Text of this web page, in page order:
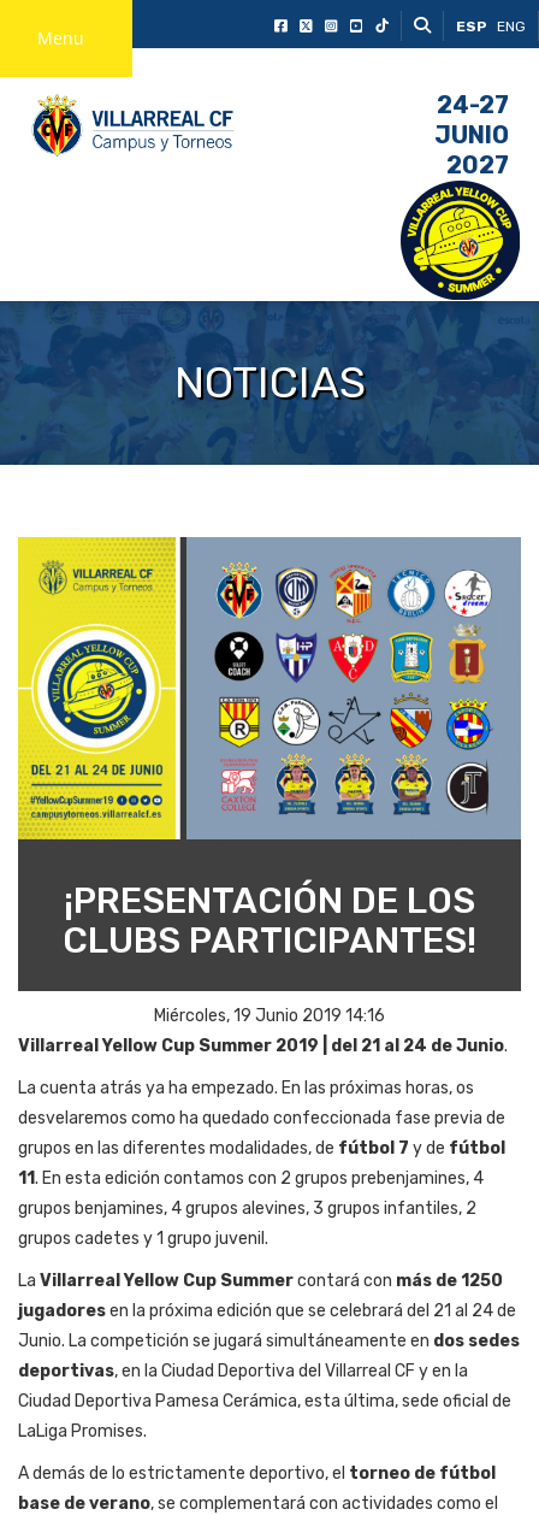
Menu ESP ENG
24-27
JUNIO
2027
NOTICIAS
¡PRESENTACIÓN DE LOS
CLUBS PARTICIPANTES!
Miércoles, 19 Junio 2019 14:16
Villarreal Yellow Cup Summer 2019 | del 21 al 24 de Junio.
La cuenta atrás ya ha empezado. En las próximas horas, os
desvelaremos como ha quedado confeccionada fase previa de
grupos en las diferentes modalidades,de fútbol 7 y de fútbol
11. En esta edición contamos con 2 grupos prebenjamines, 4
grupos benjamines, 4 grupos alevines, 3 grupos infantiles, 2
grupos cadetes y 1 grupo juvenil.
La Villarreal Yellow Cup Summercontará con más de 1250
jugadoresen la próxima edición que se celebrará del 21 al 24 de
Junio. La competición se jugará simultáneamente en dos sedes
deportivas, en la Ciudad Deportiva del Villarreal CF y en la
Ciudad Deportiva Pamesa Cerámica, esta última, sede oficial de
LaLiga Promises.
A demás de lo estrictamente deportivo, el torneo de fútbol
base de verano, se complementará con actividades como el